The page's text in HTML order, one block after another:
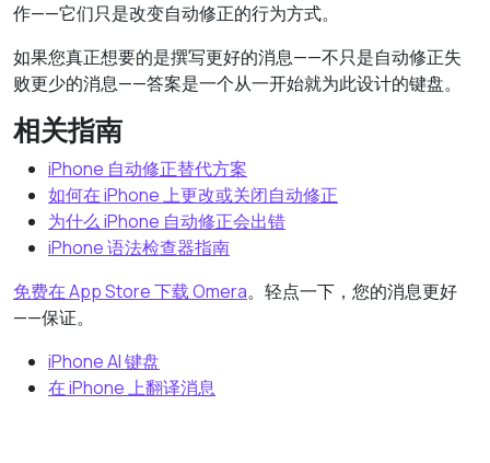
作——它们只是改变自动修正的行为方式。
如果您真正想要的是撰写更好的消息——不只是自动修正失
败更少的消息——答案是一个从一开始就为此设计的键盘。
相关指南
iPhone 自动修正替代方案
如何在 iPhone 上更改或关闭自动修正
为什么 iPhone 自动修正会出错
iPhone 语法检查器指南
免费在 App Store 下载 Omera。轻点一下，您的消息更好
——保证。
iPhone AI 键盘
在 iPhone 上翻译消息